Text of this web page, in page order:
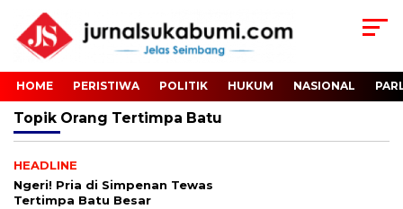
HOME PERISTIWA POLITIK HUKUM NASIONAL
Topik Orang Tertimpa Batu
HEADLINE
Ngeri! Pria di Simpenan Tewas
Tertimpa Batu Besar